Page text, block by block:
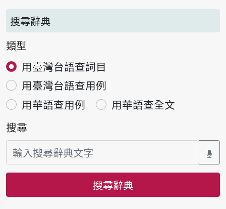
搜尋辭典
類型
用臺灣台語查詞目
用臺灣台語查用例
用華語查用例
用華語查全文
搜尋
搜尋辭典